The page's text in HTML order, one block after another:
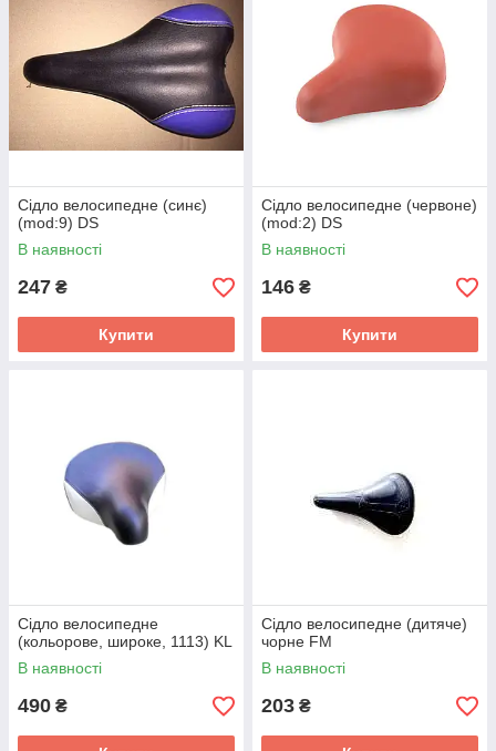
Сідло велосипедне (синє)
(mod:9) DS
В наявності
247 ₴
Купити
Сідло велосипедне (червоне)
(mod:2) DS
В наявності
146 ₴
Купити
Сідло велосипедне
(кольорове, широке, 1113) KL
В наявності
490 ₴
Сідло велосипедне (дитяче)
чорне FM
В наявності
203 ₴